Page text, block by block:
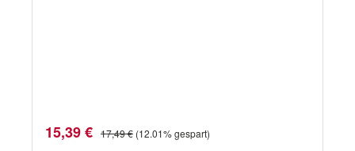
Verkaufspreis:
15,39 € Regulärer Preis:
17,49 € (12.01% gespart)